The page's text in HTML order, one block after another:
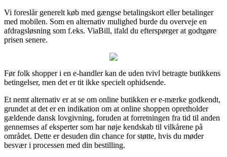
Vi foreslår generelt køb med gængse betalingskort eller betalinger
med mobilen. Som en alternativ mulighed burde du overveje en
afdragsløsning som f.eks. ViaBill, ifald du efterspørger at godtgøre
prisen senere.
Før folk shopper i en e-handler kan de uden tvivl betragte butikkens
betingelser, men det er tit ikke specielt ophidsende.
Et nemt alternativ er at se om online butikken er e-mærke godkendt,
grundet at det er en indikation om at online shoppen opretholder
gældende dansk lovgivning, foruden at forretningen fra tid til anden
gennemses af eksperter som har nøje kendskab til vilkårene på
området. Dette er desuden din chance for støtte, hvis du møder
besvær i processen med din bestilling.